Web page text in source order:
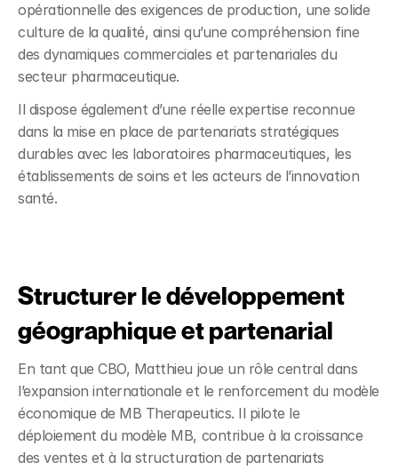
opérationnelle des exigences de production, une solide
culture de la qualité, ainsi qu’une compréhension fine
des dynamiques commerciales et partenariales du
secteur pharmaceutique.
Il dispose également d’une réelle expertise reconnue
dans la mise en place de partenariats stratégiques
durables avec les laboratoires pharmaceutiques, les
établissements de soins et les acteurs de l’innovation
santé.
Structurer le développement
géographique et partenarial
En tant que CBO, Matthieu joue un rôle central dans
l’expansion internationale et le renforcement du modèle
économique de MB Therapeutics. Il pilote le
déploiement du modèle MB, contribue à la croissance
des ventes et à la structuration de partenariats